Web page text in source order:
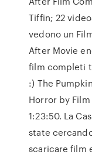
Tiffin; 22
vedono un
After Movie
film completi
:) The
Horror by Film
1:23:50. La
state
scaricare film